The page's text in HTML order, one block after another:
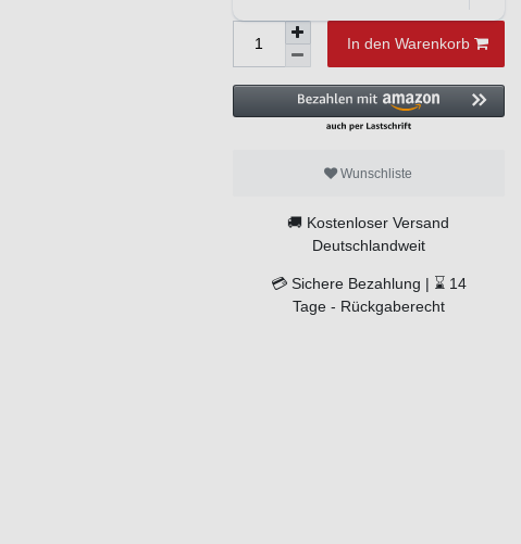
In den Warenkorb
Wunschliste
🚚 Kostenloser Versand
Deutschlandweit
💳 Sichere Bezahlung | ⌛ 14
Tage - Rückgaberecht